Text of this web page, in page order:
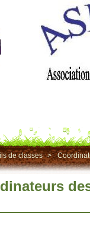
de classes >